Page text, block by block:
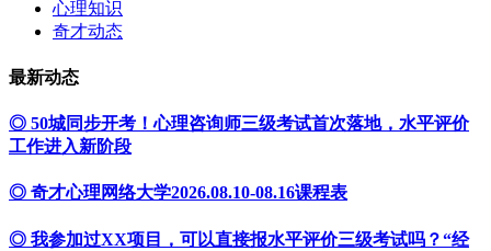
心理知识
奇才动态
最新动态
◎ 50城同步开考！心理咨询师三级考试首次落地，水平评价
工作进入新阶段
◎ 奇才心理网络大学2026.08.10-08.16课程表
◎ 我参加过XX项目，可以直接报水平评价三级考试吗？“经